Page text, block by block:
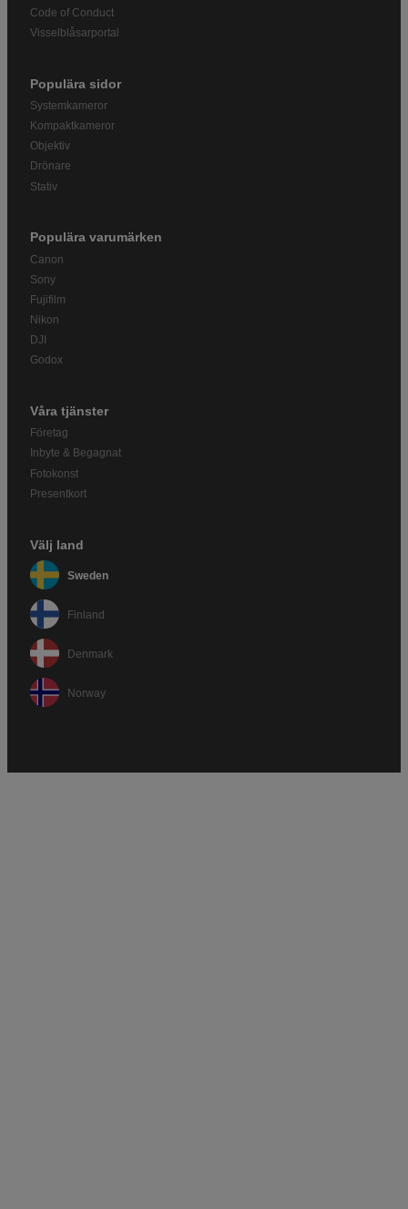
Code of Conduct
Visselblåsarportal
Populära sidor
Systemkameror
Kompaktkameror
Objektiv
Drönare
Stativ
Populära varumärken
Canon
Sony
Fujifilm
Nikon
DJI
Godox
Våra tjänster
Företag
Inbyte & Begagnat
Fotokonst
Presentkort
Välj land
Sweden
Finland
Denmark
Norway